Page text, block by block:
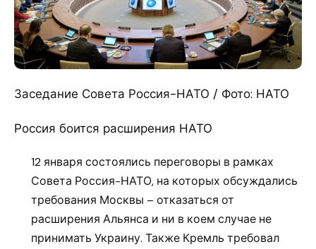
Заседание Совета Россия-НАТО / Фото: НАТО
Россия боится расширения НАТО
12 января состоялись переговоры в рамках
Совета Россия-НАТО, на которых обсуждались
требования Москвы – отказаться от
расширения Альянса и ни в коем случае не
принимать Украину. Также Кремль требовал